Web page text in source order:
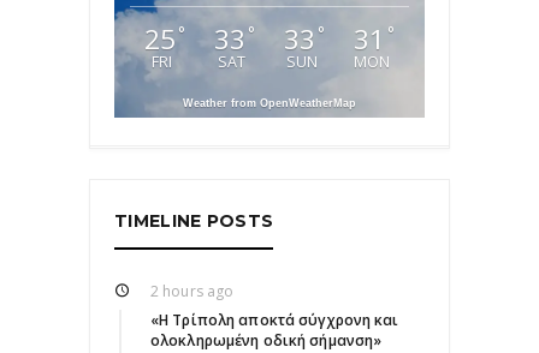
25 °
FRI
33 °
SAT
33 °
SUN
31 °
MON
Weather from OpenWeatherMap
TIMELINE POSTS
2 hours ago
«Η Τρίπολη αποκτά σύγχρονη και
ολοκληρωμένη οδική σήμανση»